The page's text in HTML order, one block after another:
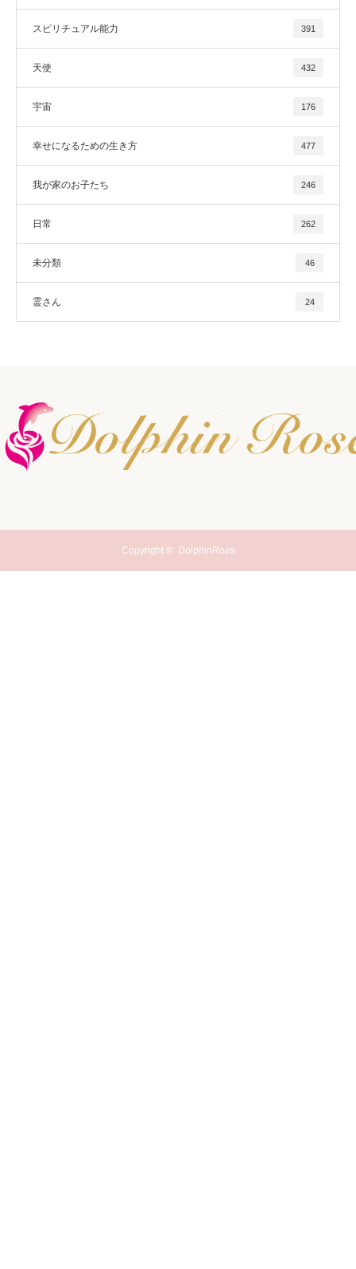
スピリチュアル能力 391
天使 432
宇宙 176
幸せになるための生き方 477
我が家のお子たち 246
日常 262
未分類 46
霊さん 24
Copyright © DolphinRoes